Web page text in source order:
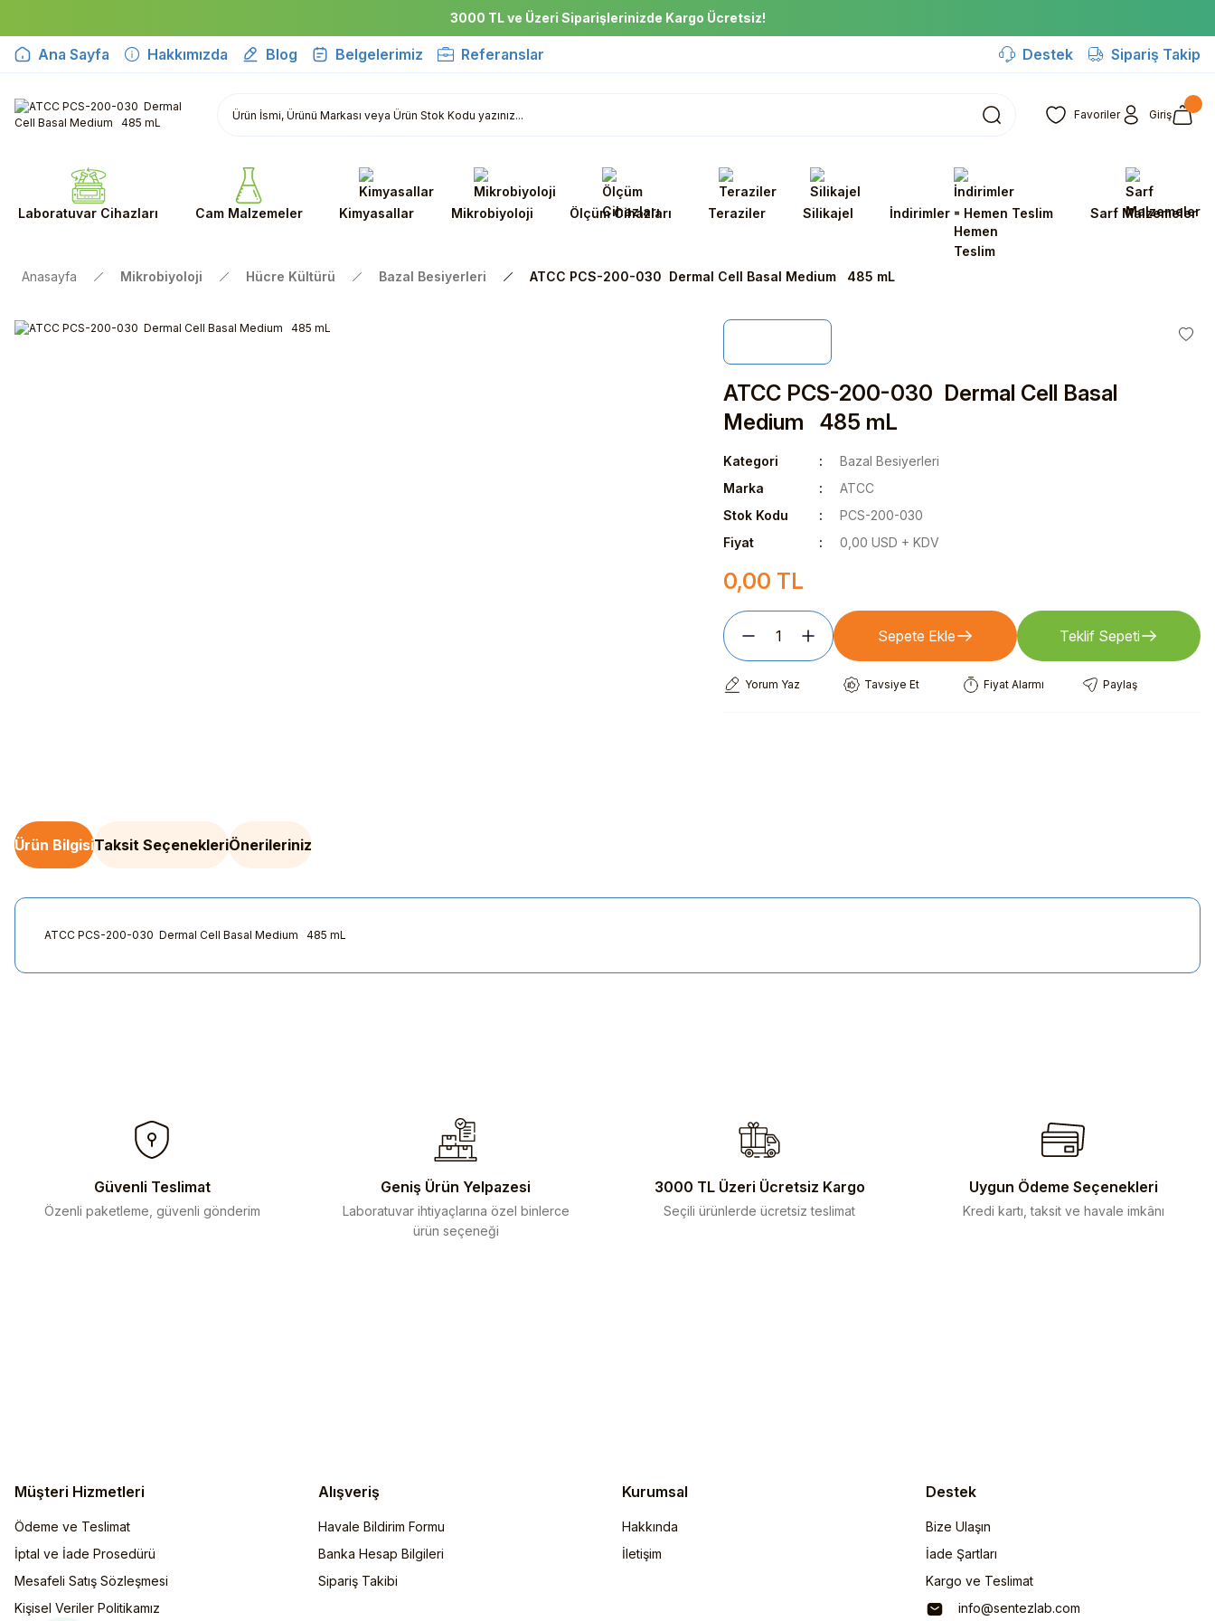
3000 TL ve Üzeri Siparişlerinizde Kargo Ücretsiz!
Ana Sayfa Hakkımızda Blog Belgelerimiz Referanslar Destek Sipariş Takip
Favoriler Giriş
Laboratuvar Cihazları Cam Malzemeler Kimyasallar Mikrobiyoloji Ölçüm Cihazları Teraziler Silikajel İndirimler - Hemen Teslim Sarf Malzemeler
Anasayfa Mikrobiyoloji Hücre Kültürü Bazal Besiyerleri ATCC PCS-200-030 Dermal Cell Basal Medium 485 mL
ATCC PCS-200-030 Dermal Cell Basal
Medium 485 mL
Kategori
Bazal Besiyerleri
Marka
ATCC
Stok Kodu
PCS-200-030
Fiyat
0,00 USD + KDV
0,00 TL
Sepete Ekle Teklif Sepeti
Yorum Yaz Tavsiye Et Fiyat Alarmı Paylaş
Ürün BilgisiTaksit SeçenekleriÖnerileriniz
ATCC PCS-200-030 Dermal Cell Basal Medium 485 mL
Ürün bilgilerinde hatalar bulunuyor.
Ürün fiyatı diğer sitelerden daha pahalı.
Güvenli Teslimat
Özenli paketleme, güvenli gönderim
Geniş Ürün Yelpazesi
Laboratuvar ihtiyaçlarına özel binlerce
ürün seçeneği
3000 TL Üzeri Ücretsiz Kargo
Seçili ürünlerde ücretsiz teslimat
Uygun Ödeme Seçenekleri
Kredi kartı, taksit ve havale imkânı
Müşteri Hizmetleri
Ödeme ve Teslimat
İptal ve İade Prosedürü
Mesafeli Satış Sözleşmesi
Kişisel Veriler Politikamız
Alışveriş
Havale Bildirim Formu
Banka Hesap Bilgileri
Sipariş Takibi
Kurumsal
Hakkında
İletişim
Destek
Bize Ulaşın
İade Şartları
Kargo ve Teslimat
info@sentezlab.com